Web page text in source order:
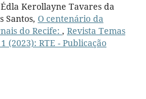
Kerollayne Tavares da
Santos, O centenário da
do Recife: , Revista Temas
(2023): RTE - Publicação